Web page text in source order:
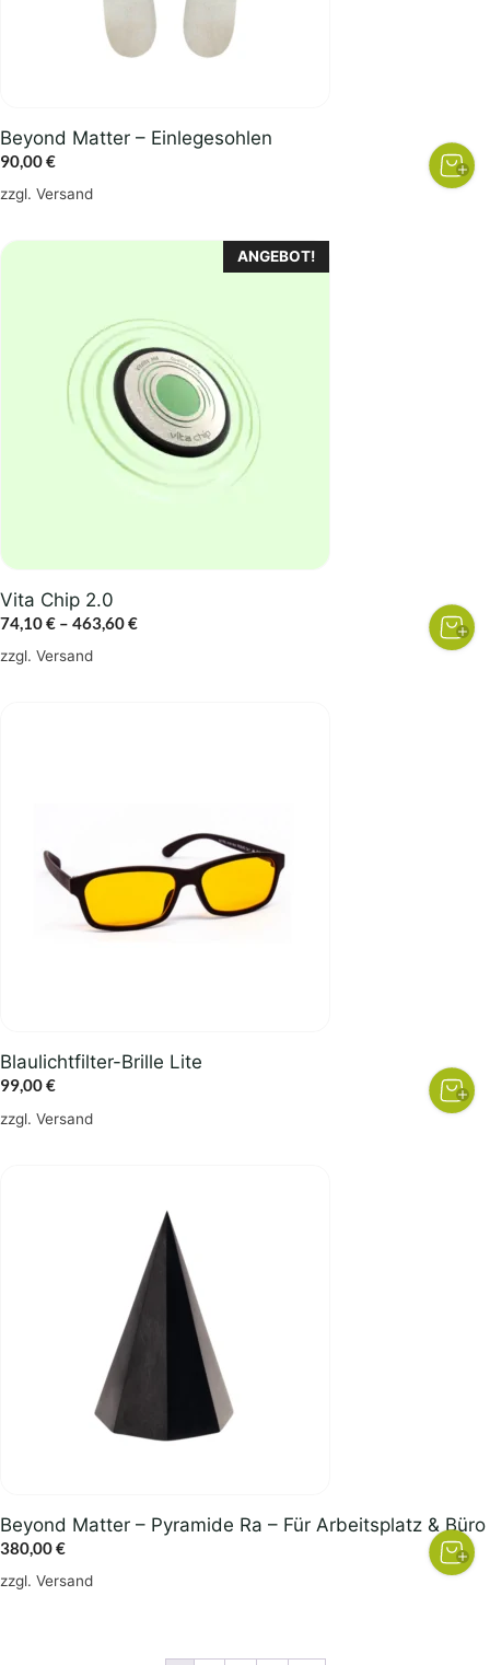
Beyond Matter – Einlegesohlen
90,00€
zzgl. Versand
ANGEBOT!
Vita Chip 2.0
74,10€ – 463,60€Preisspanne:
zzgl. Versand
Dieses
Varianten
Produktseite
werden
Blaulichtfilter-Brille Lite
99,00€
zzgl. Versand
Beyond Matter – Pyramide Ra – Für Arbeitsplatz & Büro
380,00€
zzgl. Versand